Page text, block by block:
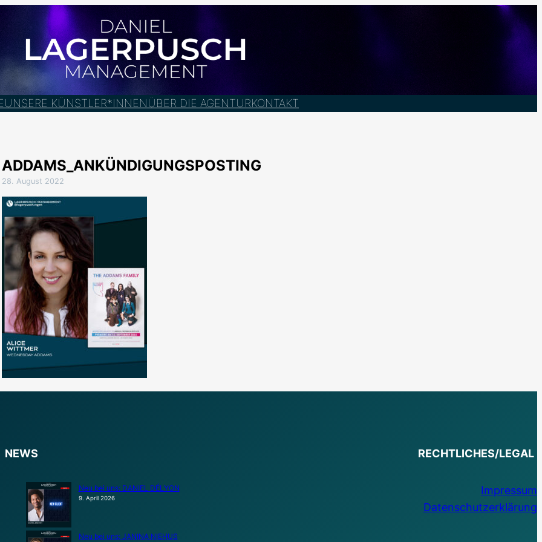
UNSERE KÜNSTLER*INNENÜBER DIE AGENTURKONTAKT
ADDAMS_ANKÜNDIGUNGSPOSTING
28. August 2022
NEWS
Neu bei uns: DANIEL DÉLYON
9. April 2026
Neu bei uns: JANINA NIEHUS
RECHTLICHES/LEGAL
Impressum
Datenschutzerklärung